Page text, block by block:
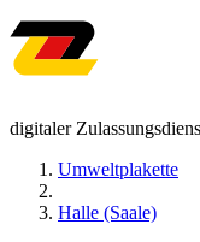
digitaler
Umweltplakette
Halle (Saale)